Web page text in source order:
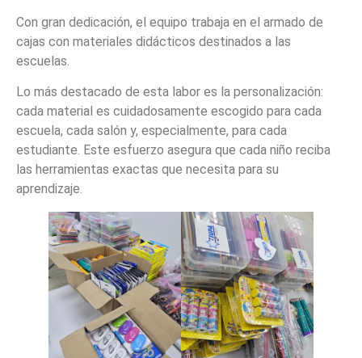
Con gran dedicación, el equipo trabaja en el armado de
cajas con materiales didácticos destinados a las
escuelas.
Lo más destacado de esta labor es la personalización:
cada material es cuidadosamente escogido para cada
escuela, cada salón y, especialmente, para cada
estudiante. Este esfuerzo asegura que cada niño reciba
las herramientas exactas que necesita para su
aprendizaje.